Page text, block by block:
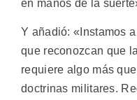
en manos de la
Y añadió: «Instamos
que reconozcan que
requiere algo más
doctrinas militares.